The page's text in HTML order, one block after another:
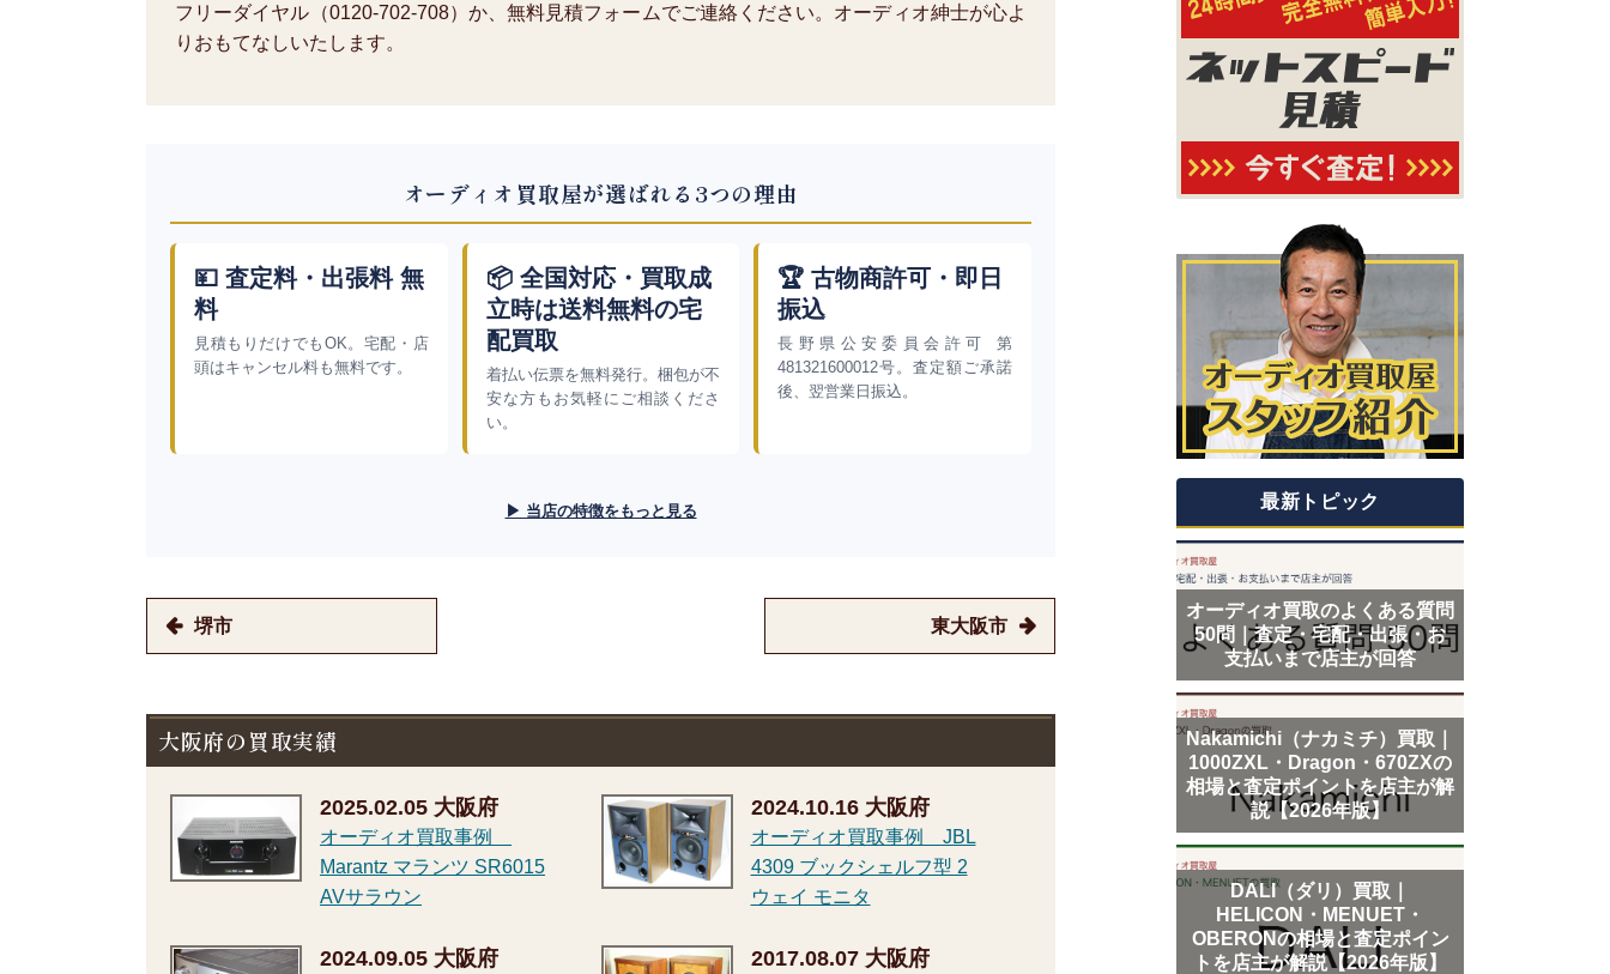
フリーダイヤル（0120-702-708）か、無料見積フォームでご連絡ください。オーディオ紳士が心よ
りおもてなしいたします。
オーディオ買取屋が選ばれる3つの理由
💴 査定料・出張料 無
料
見積もりだけでもOK。宅配・店
頭はキャンセル料も無料です。
📦 全国対応・買取成
立時は送料無料の宅
配買取
着払い伝票を無料発行。梱包が不
安な方もお気軽にご相談くださ
い。
🏆 古物商許可・即日
振込
長野県公安委員会許可 第
481321600012号。査定額ご承諾
後、翌営業日振込。
▶ 当店の特徴をもっと見る
堺市 東大阪市
大阪府の買取実績
2025.02.05 大阪府
オーディオ買取事例
Marantz マランツ SR6015
AVサラウン
2024.10.16 大阪府
オーディオ買取事例 JBL
4309 ブックシェルフ型 2
ウェイ モニタ
2024.09.05 大阪府 2017.08.07 大阪府
最新トピック
オーディオ買取のよくある質問
50問｜査定・宅配・出張・お
支払いまで店主が回答
Nakamichi（ナカミチ）買取｜
1000ZXL・Dragon・670ZXの
相場と査定ポイントを店主が解
説【2026年版】
DALI（ダリ）買取｜
HELICON・MENUET・
OBERONの相場と査定ポイン
トを店主が解説【2026年版】